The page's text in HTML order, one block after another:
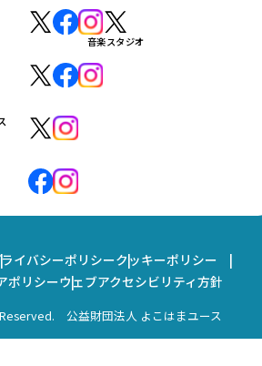
音楽スタジオ
イバシーポリシークッキーポリシー
ポリシーウェブアクセシビリティ方針
公益財団法人 よこはまユース